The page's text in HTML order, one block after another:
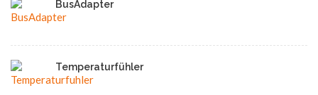
BusAdapter
Temperaturfühler